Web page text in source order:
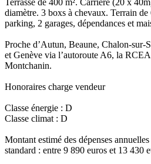
diamètre. 3 boxs à chevaux. Terrain de
parking, 2 garages, dépendances et
Proche d’Autun, Beaune, Chalon-sur-
et Genève via l’autoroute A6, la
Montchanin.
Honoraires charge vendeur
Classe énergie : D
Classe climat : D
Montant estimé des dépenses
standard : entre 9 890 euros et 13 430